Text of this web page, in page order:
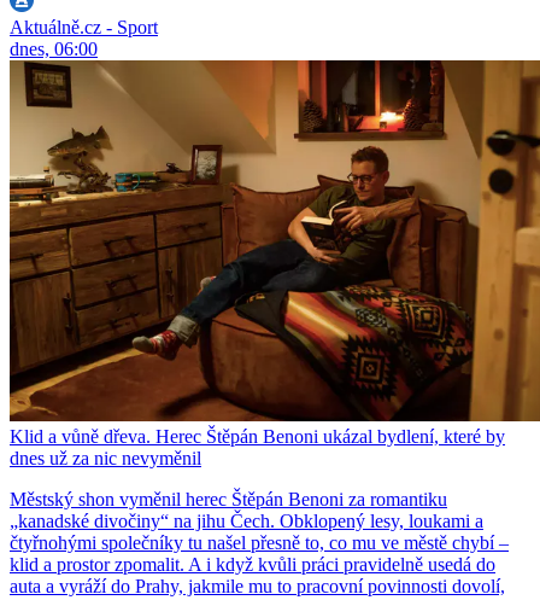
Aktuálně.cz - Sport
dnes, 06:00
Klid a vůně dřeva. Herec Štěpán Benoni ukázal bydlení, které by
dnes už za nic nevyměnil
Městský shon vyměnil herec Štěpán Benoni za romantiku
„kanadské divočiny“ na jihu Čech. Obklopený lesy, loukami a
čtyřnohými společníky tu našel přesně to, co mu ve městě chybí –
klid a prostor zpomalit. A i když kvůli práci pravidelně usedá do
auta a vyráží do Prahy, jakmile mu to pracovní povinnosti dovolí,